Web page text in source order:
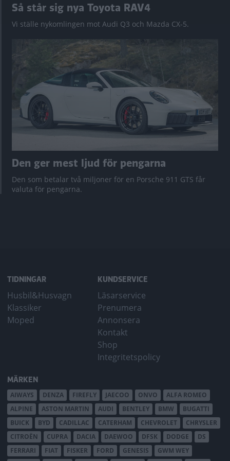
Så står sig nya Toyota RAV4
Vi ställe nykomlingen mot Audi Q3 och Mazda CX-5.
Den ger mest ljud för pengarna
Den som betalar två miljoner för en Porsche 911 GTS får
valuta för pengarna.
TIDNINGAR
Husbil&Husvagn
Klassiker
Moped
KUNDSERVICE
Läsarservice
Prenumera
Annonsera
Kontakt
Shop
Integritetspolicy
MÄRKEN
AIWAYS DENZA FIREFLY JAECOO ONVO
ALFA ROMEO
ALPINE
ASTON MARTIN AUDI BENTLEY BMW
BUGATTI
BUICK
BYD CADILLAC CATERHAM CHEVROLET
CHRYSLER
CITROËN
CUPRA DACIA DAEWOO DFSK DODGE
DS
FERRARI
FIAT FISKER FORD GENESIS
GWM WEY